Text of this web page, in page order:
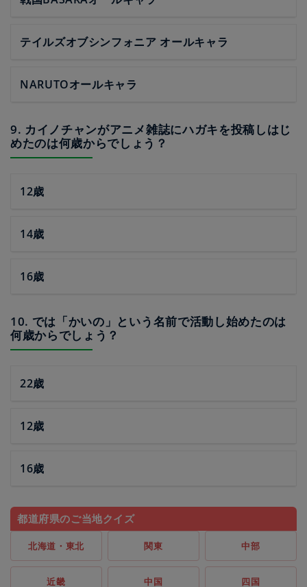
テイルズオブシンフォニア オールキャラ
NARUTOオールキャラ
9. カイノチャンがアニメ雑誌にハガキを投稿しはじ
めたのは何歳からでしょう？
12歳
14歳
16歳
10. では「かいの」という名前で活動し始めたのは
何歳からでしょう？
22歳
12歳
16歳
都道府県のご当地クイズ
北海道・東北 関東 中部
近畿 中国 四国